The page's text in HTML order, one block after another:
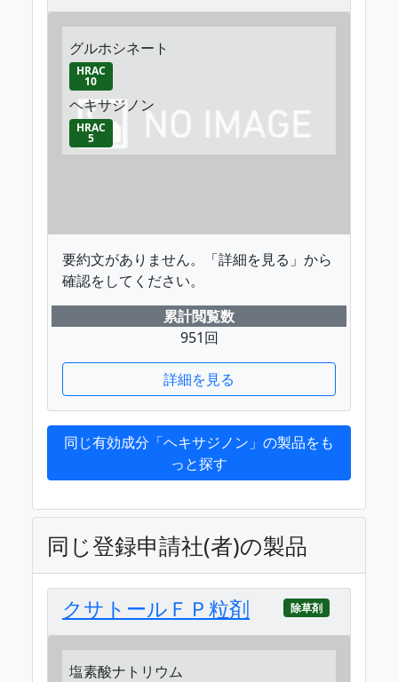
グルホシネート
HRAC
10
ヘキサジノン
HRAC
5
要約文がありません。「詳細を見る」から
確認をしてください。
累計閲覧数
951回
詳細を見る
同じ有効成分「ヘキサジノン」の製品をも
っと探す
同じ登録申請社(者)の製品
クサトールＦＰ粒剤 除草剤
塩素酸ナトリウム